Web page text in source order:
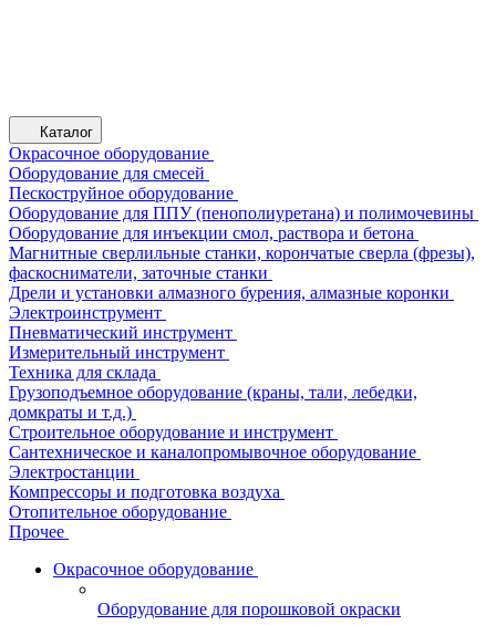
Каталог
Окрасочное оборудование
Оборудование для смесей
Пескоструйное оборудование
Оборудование для ППУ (пенополиуретана) и полимочевины
Оборудование для инъекции смол, раствора и бетона
Магнитные сверлильные станки, корончатые сверла (фрезы),
фаскосниматели, заточные станки
Дрели и установки алмазного бурения, алмазные коронки
Электроинструмент
Пневматический инструмент
Измерительный инструмент
Техника для склада
Грузоподъемное оборудование (краны, тали, лебедки,
домкраты и т.д.)
Строительное оборудование и инструмент
Сантехническое и каналопромывочное оборудование
Электростанции
Компрессоры и подготовка воздуха
Отопительное оборудование
Прочее
Окрасочное оборудование
Оборудование для порошковой окраски